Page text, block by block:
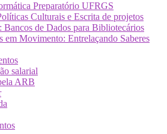
Preparatório UFRGS
Culturais e Escrita de projetos
Bancos de Dados para Bibliotecários
em Movimento: Entrelaçando Saberes
salarial
ARB